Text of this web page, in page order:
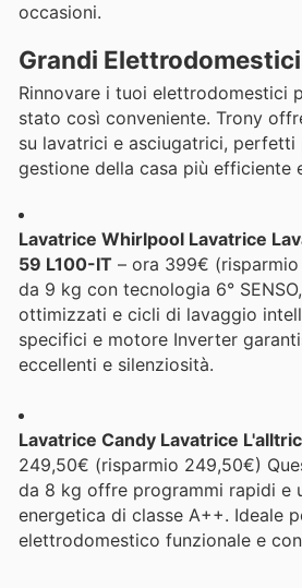
occasioni.
Grandi Elettrodomestici
Rinnovare i tuoi elettrodomestici
stato così conveniente. Trony
su lavatrici e asciugatrici, perfetti
gestione della casa più efficiente
Lavatrice Whirlpool Lavatrice
59 L100-IT – ora 399€
da 9 kg con tecnologia 6°
ottimizzati e cicli di lavaggio
specifici e motore Inverter
eccellenti e silenziosità.
Lavatrice Candy Lavatrice
249,50€ (risparmio 249,50€)
da 8 kg offre programmi rapidi e
energetica di classe A++. Ideale
elettrodomestico funzionale e